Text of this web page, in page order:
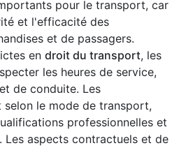
pour le transport, car
et l'efficacité des
et de passagers.
en droit du transport, les
les heures de service,
de conduite. Les
le mode de transport,
professionnelles et
Les aspects contractuels et de